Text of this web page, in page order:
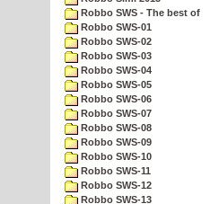
Robbo SWS - The best of
Robbo SWS-01
Robbo SWS-02
Robbo SWS-03
Robbo SWS-04
Robbo SWS-05
Robbo SWS-06
Robbo SWS-07
Robbo SWS-08
Robbo SWS-09
Robbo SWS-10
Robbo SWS-11
Robbo SWS-12
Robbo SWS-13